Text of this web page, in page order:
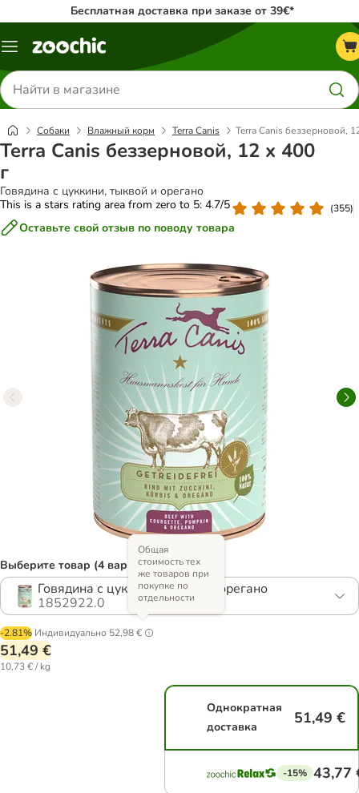
Бесплатная доставка при заказе от 39€*
Каталог
Поиск
товаров
Собаки Влажный корм Terra Canis Terra Canis беззерновой,
Terra Canis беззерновой, 12 x 400
г
Говядина с цуккини, тыквой и орегано
This is a stars rating area from zero to 5: 4.7/5
(355)
Оставьте свой отзыв по поводу товара
Выберите товар (4 вариантов)
Говядина с цуккини, тыквой и орегано
1852922.0
-2.81% Индивидуально 52,98 €
Общая
стоимость тех
же товаров при
покупке по
отдельности
51,49 €
10,73 € / kg
Однократная
доставка
51,49 €
-15% 43,77